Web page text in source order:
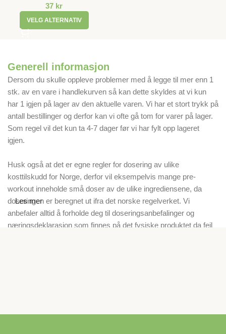
37 kr
VELG ALTERNATIV
Generell informasjon
Dersom du skulle oppleve problemer med å legge til mer enn 1
stk. av en vare i handlekurven så kan dette skyldes at vi kun
har 1 igjen på lager av den aktuelle varen. Vi har et stort trykk på
antall bestillinger og derfor kan vi ofte gå tom for varer på lager.
Som regel vil det kun ta 4-7 dager før vi har fylt opp lageret
igjen.
Husk også at det er egne regler for dosering av ulike
kosttilskudd for Norge, derfor vil eksempelvis mange pre-
workout inneholde små doser av de ulike ingrediensene, da
doseringen er beregnet ut ifra det norske regelverket. Vi
anbefaler alltid å forholde deg til doseringsanbefalinger og
næringsdeklarasjon som finnes på det fysiske produktet da feil
Les mer